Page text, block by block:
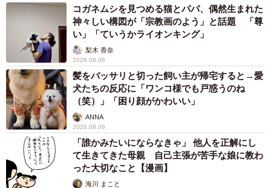
ていただいた者です』と昔話みたいな自己紹介をしたとこ
ろ、思い出されたようにお見受けいたしました。まあ、驚
いていたと思います。コーヒーを受け取っていただけた後
は『ありがとう！』とニカッと笑っていただけました」
──そして、自分用にはコーヒーではなくミルクティーを買
って帰宅。お味はいかがでしたか。
「コーヒー以外ならば何でもよかったのですが、一番最初
に目に入ったのがミルクティーでした。すっきりとしたお
いしさでしたね」
コガネムシを見つめる猫とパパ、偶然生まれた
神々しい構図が「宗教画のよう」と話題 「尊
い」「ていうかライオンキング」
梨木 香奈
2026.08.06
髪をバッサリと切った飼い主が帰宅すると→愛
犬たちの反応に「ワンコ様でも戸惑うのね
（笑）」「困り顔がかわいい」
ANNA
2026.08.06
「誰かみたいにならなきゃ」 他人を正解にし
て生きてきた母親 自己主張が苦手な娘に教わ
った大切なこと【漫画】
海川 まこと